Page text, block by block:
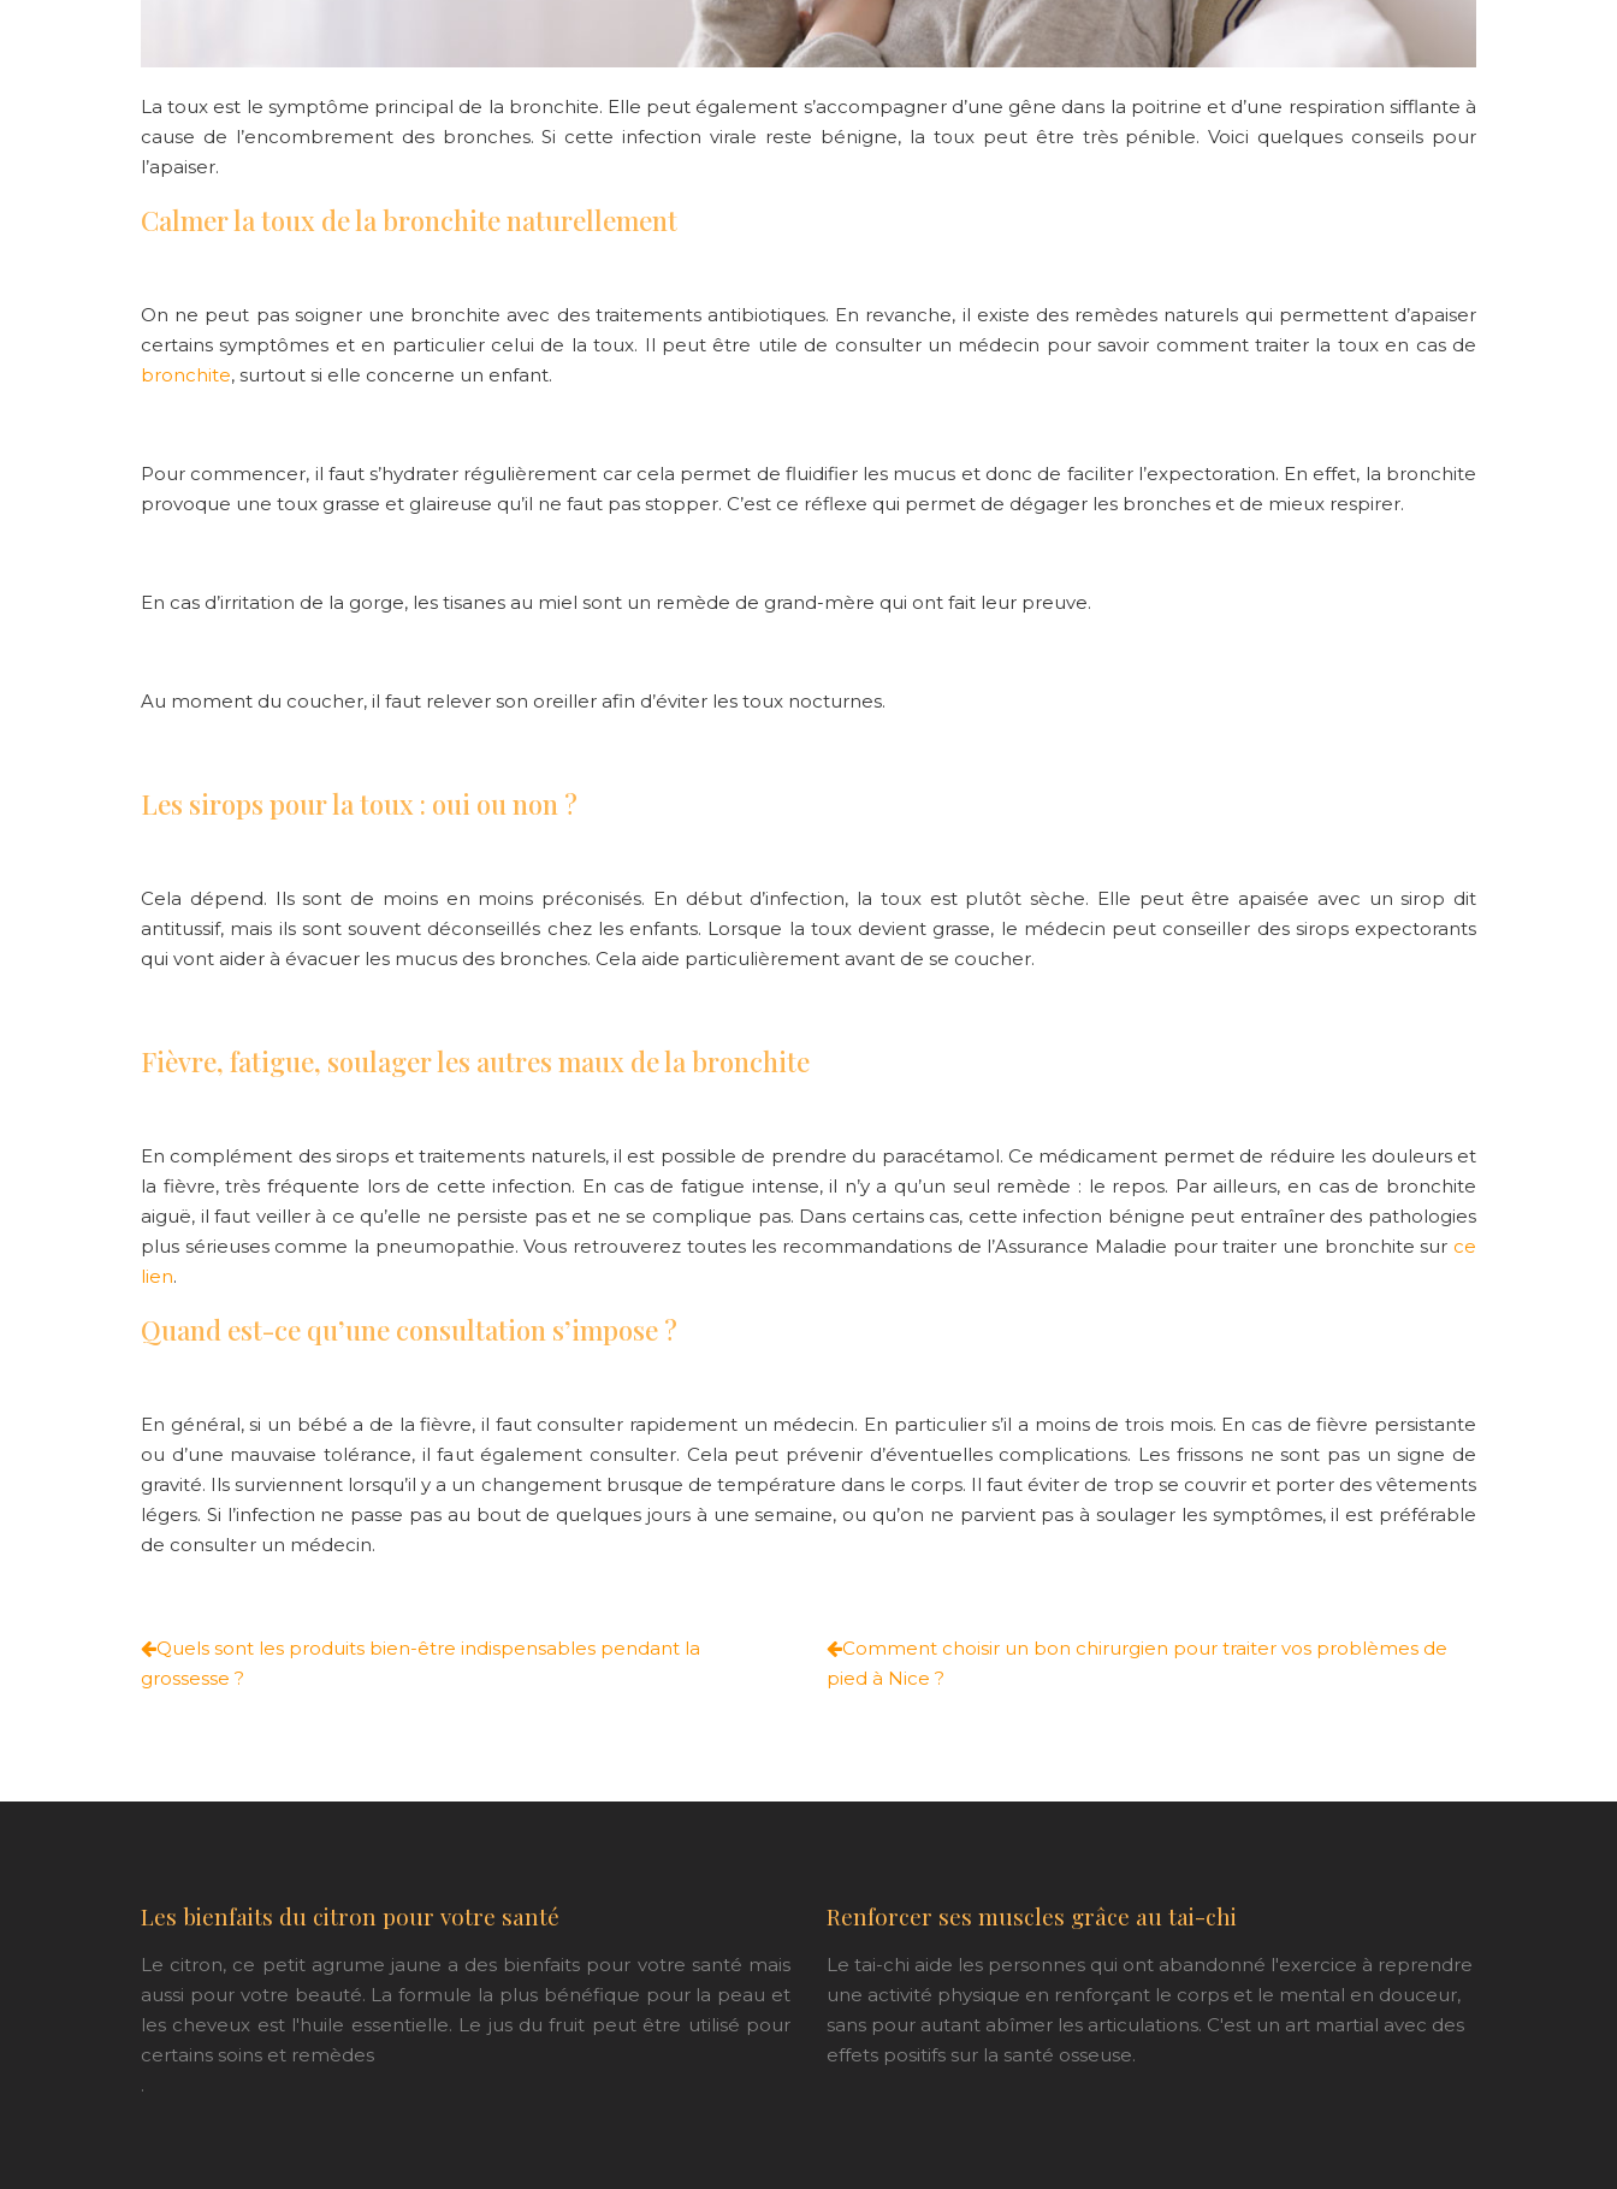
La toux est le symptôme principal de la bronchite. Elle peut également s’accompagner d’une gêne dans la poitrine et d’une respiration sifflante à
cause de l’encombrement des bronches. Si cette infection virale reste bénigne, la toux peut être très pénible. Voici quelques conseils pour
l’apaiser.
Calmer la toux de la bronchite naturellement
On ne peut pas soigner une bronchite avec des traitements antibiotiques. En revanche, il existe des remèdes naturels qui permettent d’apaiser
certains symptômes et en particulier celui de la toux. Il peut être utile de consulter un médecin pour savoir comment traiter la toux en cas de
bronchite, surtout si elle concerne un enfant.
Pour commencer, il fauts’hydrater régulièrement car cela permet de fluidifier les mucus et donc de faciliter l’expectoration. En effet, la bronchite
provoque une toux grasse et glaireuse qu’il ne faut pas stopper. C’est ce réflexe qui permet de dégager les bronches et de mieux respirer.
En cas d’irritation de la gorge, les tisanes au miel sont un remède de grand-mère qui ont fait leur preuve.
Au moment du coucher, il faut relever son oreiller afin d’éviter les toux nocturnes.
Les sirops pour la toux : oui ou non ?
Cela dépend. Ils sont de moins en moins préconisés. En début d’infection, la toux est plutôt sèche. Elle peut être apaisée avec un sirop dit
antitussif, mais ils sont souvent déconseillés chez les enfants. Lorsque la toux devient grasse, le médecin peut conseiller des sirops expectorants
qui vont aider à évacuer les mucus des bronches. Cela aide particulièrement avant de se coucher.
Fièvre, fatigue, soulager les autres maux de la bronchite
En complément des sirops et traitements naturels, il est possible de prendre du paracétamol. Ce médicament permet de réduire les douleurs et
la fièvre, très fréquente lors de cette infection. En cas de fatigue intense, il n’y a qu’un seul remède : le repos. Par ailleurs, en cas de bronchite
aiguë, il faut veiller à ce qu’elle ne persiste pas et ne se complique pas. Dans certains cas, cette infection bénigne peut entraîner des pathologies
plus sérieuses comme la pneumopathie. Vous retrouverez toutes les recommandations de l’Assurance Maladie pour traiter une bronchite sur ce
lien.
Quand est-ce qu’une consultation s’impose ?
En général, si un bébé a de la fièvre, il faut consulter rapidement un médecin. En particulier s’il a moins de trois mois. En cas de fièvre persistante
ou d’une mauvaise tolérance, il faut également consulter. Cela peut prévenir d’éventuelles complications. Les frissons ne sont pas un signe de
gravité. Ils surviennent lorsqu’il y a un changement brusque de température dans le corps. Il faut éviter de trop se couvrir et porter des vêtements
légers. Si l’infection ne passe pas au bout de quelques jours à une semaine, ou qu’on ne parvient pas à soulager les symptômes, il est préférable
de consulter un médecin.
Quels sont les produits bien-être indispensables pendant la
grossesse ?
Comment choisir un bon chirurgien pour traiter vos problèmes de
pied à Nice ?
Les bienfaits du citron pour votre santé
Le citron, ce petit agrume jaune a des bienfaits pour votre santé mais
aussi pour votre beauté. La formule la plus bénéfique pour la peau et
les cheveux est l'huile essentielle. Le jus du fruit peut être utilisé pour
certains soins et remèdes
.
Renforcer ses muscles grâce au tai-chi
Le tai-chi aide les personnes qui ont abandonné l'exercice à reprendre
une activité physique en renforçant le corps et le mental en douceur,
sans pour autant abîmer les articulations. C'est un art martial avec des
effets positifs sur la santé osseuse.